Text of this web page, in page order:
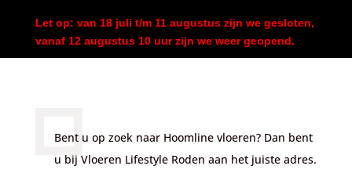
Let op: van 18 juli t/m 11 augustus zijn we gesloten,
vanaf 12 augustus 10 uur zijn we weer geopend.
Bent u op zoek naar Hoomline vloeren? Dan bent
u bij Vloeren Lifestyle Roden aan het juiste adres.